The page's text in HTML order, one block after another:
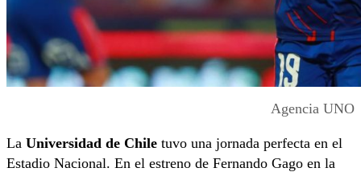
Agencia UNO
La Universidad de Chile tuvo una jornada perfecta en el
Estadio Nacional. En el estreno de Fernando Gago en la